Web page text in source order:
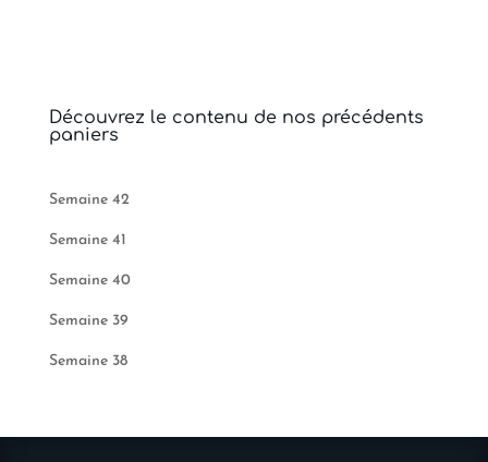
Découvrez le contenu de nos précédents
paniers
Semaine 42
Semaine 41
Semaine 40
Semaine 39
Semaine 38